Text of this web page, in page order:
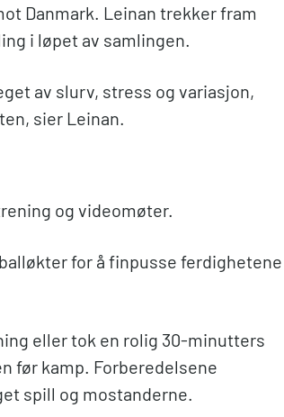
Danmark. Leinan trekker fram
i løpet av samlingen.
av slurv, stress og variasjon,
sier Leinan.
og videomøter.
for å finpusse ferdighetene
eller tok en rolig 30-minutters
før kamp. Forberedelsene
spill og mostanderne.